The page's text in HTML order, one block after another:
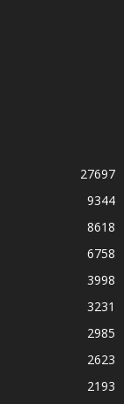
27697
9344
8618
6758
3998
3231
2985
2623
2193